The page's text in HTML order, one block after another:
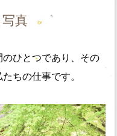
真
ひとつであり、その
ちの仕事です。